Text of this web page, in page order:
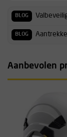
BLOG
BLOG
Aanbevolen